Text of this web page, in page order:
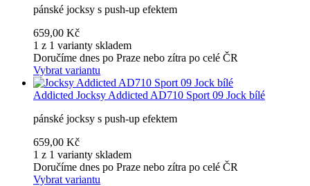
pánské jocksy s push-up efektem
659,00 Kč
1 z 1 varianty skladem
Doručíme dnes po Praze nebo zítra po celé ČR
Vybrat variantu
Addicted Jocksy Addicted AD710 Sport 09 Jock bílé
pánské jocksy s push-up efektem
659,00 Kč
1 z 1 varianty skladem
Doručíme dnes po Praze nebo zítra po celé ČR
Vybrat variantu